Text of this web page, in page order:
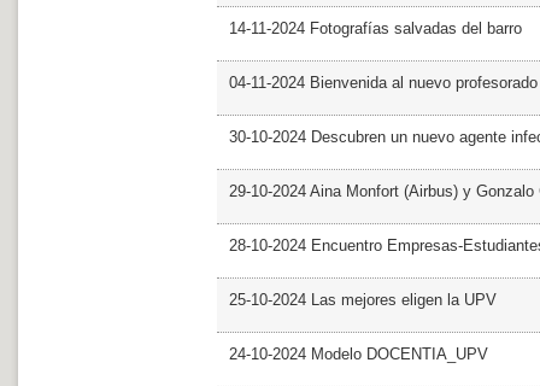
14-11-2024 Fotografías salvadas del barro
04-11-2024 Bienvenida al nuevo profesorado
30-10-2024 Descubren un nuevo agente
29-10-2024 Aina Monfort (Airbus) y
28-10-2024 Encuentro Empresas-
25-10-2024 Las mejores eligen la UPV
24-10-2024 Modelo DOCENTIA_UPV